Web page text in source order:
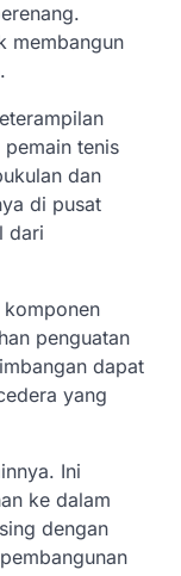
membangun
tenis
dan
di pusat
dari
komponen
penguatan
dapat
yang
Ini
ke dalam
dengan